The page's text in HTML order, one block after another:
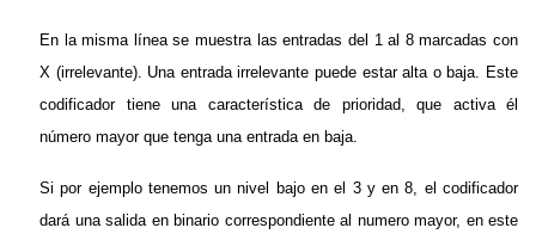
En la misma línea se muestra las entradas del 1 al 8 marcadas con
X (irrelevante). Una entrada irrelevante puede estar alta o baja. Este
codificador tiene una característica de prioridad, que activa él
número mayor que tenga una entrada en baja.
Si por ejemplo tenemos un nivel bajo en el 3 y en 8, el codificador
dará una salida en binario correspondiente al numero mayor, en este